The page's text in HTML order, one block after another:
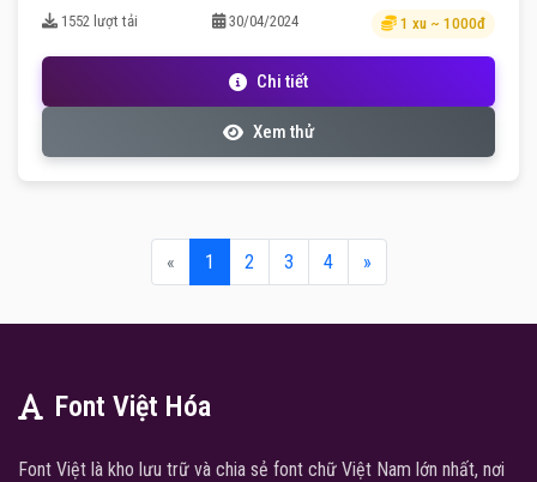
1552 lượt tải 30/04/2024 1 xu ~ 1000đ
Chi tiết
Xem thử
« 1 2 3 4 »
Font Việt Hóa
Font Việt là kho lưu trữ và chia sẻ font chữ Việt Nam lớn nhất, nơi